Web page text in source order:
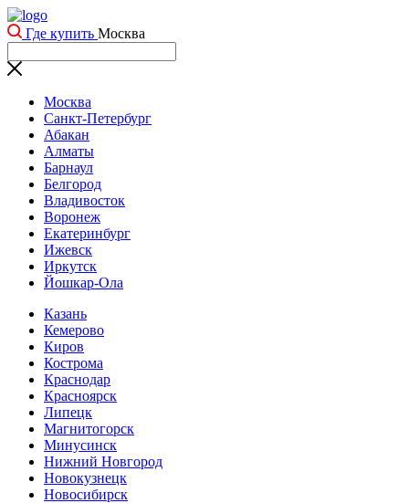
Где купить Москва
Москва
Санкт-Петербург
Абакан
Алматы
Барнаул
Белгород
Владивосток
Воронеж
Екатеринбург
Ижевск
Иркутск
Йошкар-Ола
Казань
Кемерово
Киров
Кострома
Краснодар
Красноярск
Липецк
Магнитогорск
Минусинск
Нижний Новгород
Новокузнецк
Новосибирск